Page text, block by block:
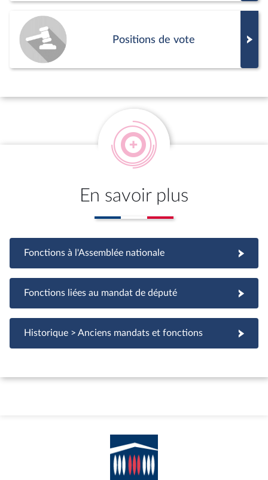
Positions de vote
En savoir plus
Fonctions à l'Assemblée nationale
Fonctions à l'Assemblée nationale
Fonctions liées au mandat de député
Fonctions liées au mandat de député
Historique > Anciens mandats et fonctions